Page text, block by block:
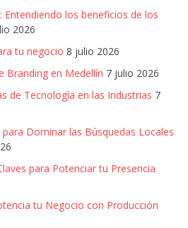
Entendiendo los beneficios de los
2026
tu negocio 8 julio 2026
Branding en Medellín 7 julio 2026
de Tecnología en las Industrias 7
para Dominar las Búsquedas Locales
para Potenciar tu Presencia
tu Negocio con Producción